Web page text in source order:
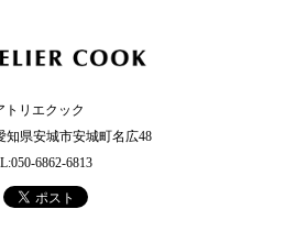
トリエクック
知県安城市安城町名広48
6862-6813